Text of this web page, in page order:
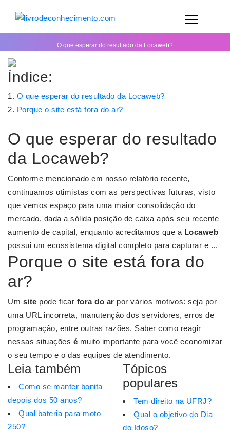
O que esperar do resultado da Locaweb?
Índice:
O que esperar do resultado da Locaweb?
Porque o site está fora do ar?
O que esperar do resultado
da Locaweb?
Conforme mencionado em nosso relatório recente,
continuamos otimistas com as perspectivas futuras, visto
que vemos espaço para uma maior consolidação do
mercado, dada a sólida posição de caixa após seu recente
aumento de capital, enquanto acreditamos que a Locaweb
possui um ecossistema digital completo para capturar e ...
Porque o site está fora do
ar?
Um site pode ficar fora do ar por vários motivos: seja por
uma URL incorreta, manutenção dos servidores, erros de
programação, entre outras razões. Saber como reagir
nessas situações é muito importante para você economizar
o seu tempo e o das equipes de atendimento.
Leia também
Como se manter bonita
depois dos 50 anos?
Qual bateria para moto
250?
Tópicos
populares
Tem direito na UFRJ?
Qual o objetivo do Dia
do Idoso?